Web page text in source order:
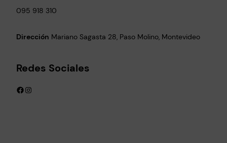
095 918 310
Dirección Mariano Sagasta 28, Paso Molino, Montevideo
Redes Sociales
Facebook Instagram